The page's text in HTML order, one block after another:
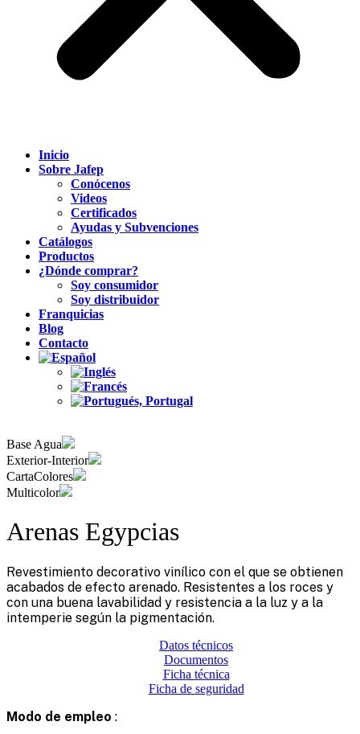
Inicio
Sobre Jafep
Conócenos
Videos
Certificados
Ayudas y Subvenciones
Catálogos
Productos
¿Dónde comprar?
Soy consumidor
Soy distribuidor
Franquicias
Blog
Contacto
Base Agua
Exterior-Interior
CartaColores
Multicolor
Arenas Egypcias
Revestimiento decorativo vinílico con el que se obtienen
acabados de efecto arenado. Resistentes a los roces y
con una buena lavabilidad y resistencia a la luz y a la
intemperie según la pigmentación.
Datos técnicos
Documentos
Ficha técnica
Ficha de seguridad
Modo de empleo :